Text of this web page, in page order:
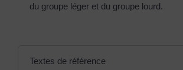
du groupe léger et du groupe lourd.
Textes de référence